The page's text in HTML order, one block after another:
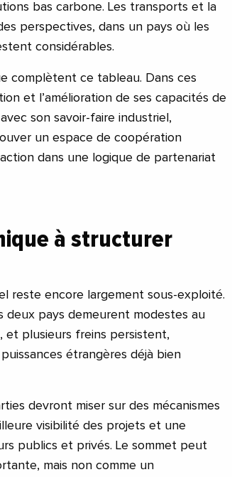
bas carbone. Les transports et la
perspectives, dans un pays où les
considérables.
complètent ce tableau. Dans ces
et l’amélioration de ses capacités de
son savoir-faire industriel,
un espace de coopération
dans une logique de partenariat
à structurer
reste encore largement sous-exploité.
deux pays demeurent modestes au
et plusieurs freins persistent,
étrangères déjà bien
devront miser sur des mécanismes
visibilité des projets et une
publics et privés. Le sommet peut
mais non comme un